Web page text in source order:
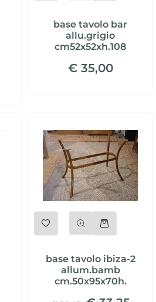
base tavolo bar
allu.grigio
cm52x52xh.108
€ 35,00
base tavolo ibiza-2
allum.bamb
cm.50x95x70h.